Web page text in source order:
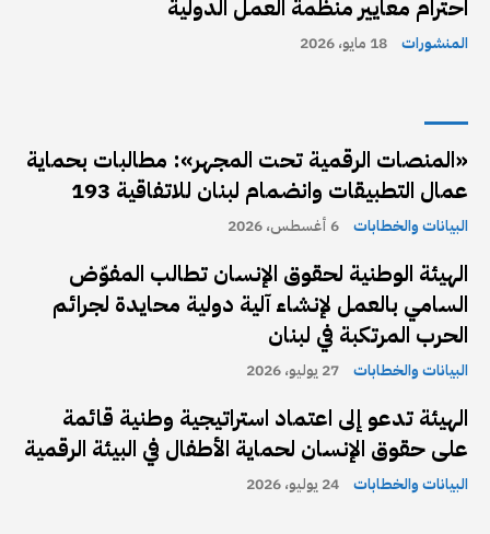
احترام معايير منظمة العمل الدولية
المنشورات 18 مايو، 2026
«المنصات الرقمية تحت المجهر»: مطالبات بحماية
عمال التطبيقات وانضمام لبنان للاتفاقية 193
البيانات والخطابات 6 أغسطس، 2026
الهيئة الوطنية لحقوق الإنسان تطالب المفوّض
السامي بالعمل لإنشاء آلية دولية محايدة لجرائم
الحرب المرتكبة في لبنان
البيانات والخطابات 27 يوليو، 2026
الهيئة تدعو إلى اعتماد استراتيجية وطنية قائمة
على حقوق الإنسان لحماية الأطفال في البيئة الرقمية
البيانات والخطابات 24 يوليو، 2026